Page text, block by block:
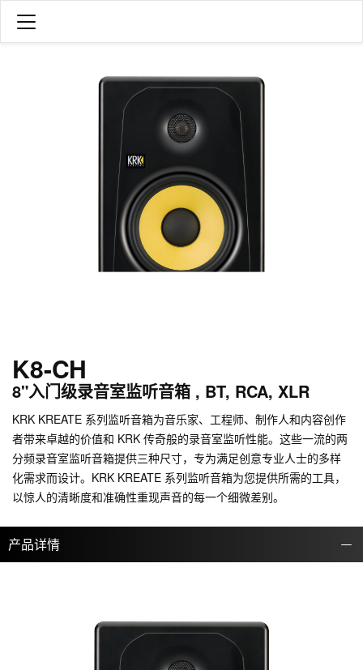
K8-CH
8"入门级录音室监听音箱 , BT, RCA, XLR
KRK KREATE 系列监听音箱为音乐家、工程师、制作人和内容创作
者带来卓越的价值和 KRK 传奇般的录音室监听性能。这些一流的两
分频录音室监听音箱提供三种尺寸，专为满足创意专业人士的多样
化需求而设计。KRK KREATE 系列监听音箱为您提供所需的工具，
以惊人的清晰度和准确性重现声音的每一个细微差别。
产品详情